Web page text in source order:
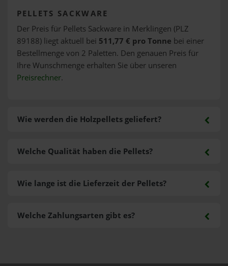
PELLETS SACKWARE
Der Preis für Pellets Sackware in Merklingen (PLZ
89188) liegt aktuell bei 511,77 € pro Tonne bei einer
Bestellmenge von 2 Paletten. Den genauen Preis für
Ihre Wunschmenge erhalten Sie über unseren
Preisrechner.
Wie werden die Holzpellets geliefert?
Welche Zahlungsarten gibt es?
Welche Qualität haben die Pellets?
Wie lange ist die Lieferzeit der Pellets?